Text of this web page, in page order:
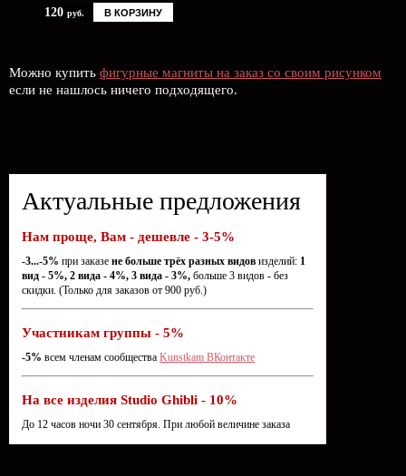
120 руб. В КОРЗИНУ
Можно купить фигурные магниты на заказ со своим рисунком
если не нашлось ничего подходящего.
Актуальные предложения
Нам проще, Вам - дешевле - 3-5%
-3...-5% при заказе не больше трёх разных видов изделий: 1
вид - 5%, 2 вида - 4%, 3 вида - 3%, больше 3 видов - без
скидки. (Только для заказов от 900 руб.)
Участникам группы - 5%
-5% всем членам сообщества Kunstkam ВКонтакте
На все изделия Studio Ghibli - 10%
До 12 часов ночи 30 сентября. При любой величине заказа